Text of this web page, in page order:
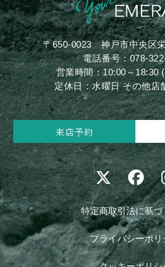
〒650-0023神戸市中央区
電話番号：078-
営業時間：10:00～18:30
定休日：水曜日 その他店
来店予約
特定商取引法に基づ
プライバシーポリ